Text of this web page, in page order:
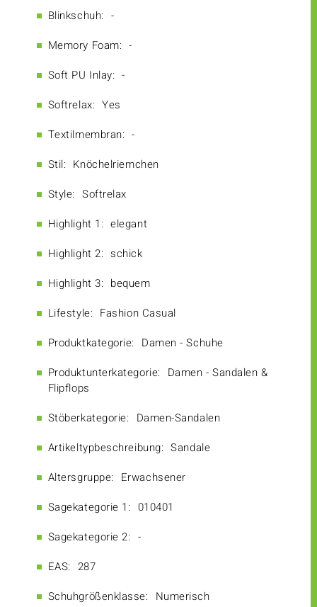
Blinkschuh: -
Memory Foam: -
Soft PU Inlay: -
Softrelax: Yes
Textilmembran: -
Stil: Knöchelriemchen
Style: Softrelax
Highlight 1: elegant
Highlight 2: schick
Highlight 3: bequem
Lifestyle: Fashion Casual
Produktkategorie: Damen - Schuhe
Produktunterkategorie: Damen - Sandalen &
Flipflops
Stöberkategorie: Damen-Sandalen
Artikeltypbeschreibung: Sandale
Altersgruppe: Erwachsener
Sagekategorie 1: 010401
Sagekategorie 2: -
EAS: 287
Schuhgrößenklasse: Numerisch